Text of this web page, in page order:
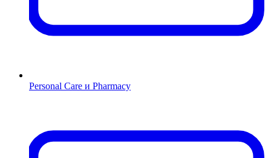
Personal Care и Pharmacy